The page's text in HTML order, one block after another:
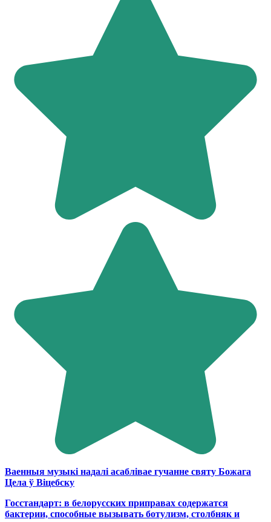
Ваенныя музыкі надалі асаблівае гучанне святу Божага
Цела ў Віцебску
Госстандарт: в белорусских приправах содержатся
бактерии, способные вызывать ботулизм, столбняк и